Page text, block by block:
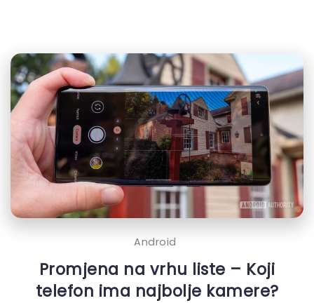
Android
Promjena na vrhu liste – Koji
telefon ima najbolje kamere?